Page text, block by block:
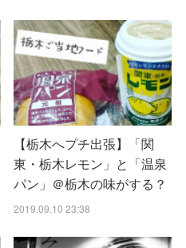
【栃木へプチ出張】「関
東・栃木レモン」と「温泉
パン」＠栃木の味がする？
2019.09.10 23:38